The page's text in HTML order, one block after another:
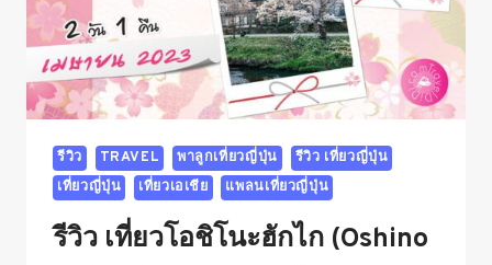
รีวิว TRAVEL พาลูกเที่ยวญี่ปุ่น
รีวิว เที่ยวญี่ปุ่น
เที่ยวญี่ปุ่น
เที่ยวเอเชีย แพลนเที่ยวญี่ปุ่น
รีวิว เที่ยวโอชิโนะฮักไก (Oshino